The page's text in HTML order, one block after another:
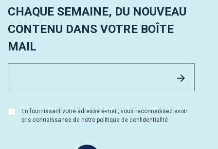
CHAQUE SEMAINE, DU NOUVEAU
CONTENU DANS VOTRE BOÎTE
MAIL
En fournissant votre adresse e-mail, vous reconnaissez avoir
pris connaissance de notre politique de confidentialité.